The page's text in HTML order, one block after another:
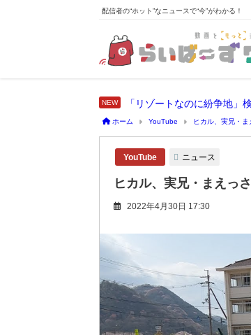
配信者の“ホット”なニュースで“今”がわかる！
「リゾートなのに紛争地」
ホーム YouTube ヒカル、実兄・
YouTube ニュース
ヒカル、実兄・まえっ
2022年4月30日 17:30